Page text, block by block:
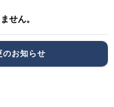
せん。
のお知らせ